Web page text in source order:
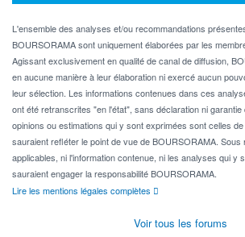
L'ensemble des analyses et/ou recommandations
BOURSORAMA sont uniquement élaborées par les
Agissant exclusivement en qualité de canal de diffusion,
en aucune manière à leur élaboration ni exercé aucun
leur sélection. Les informations contenues dans ces
ont été retranscrites "en l'état", sans déclaration ni
opinions ou estimations qui y sont exprimées sont celles
sauraient refléter le point de vue de BOURSORAMA.
applicables, ni l'information contenue, ni les analyses qui y
sauraient engager la responsabilité BOURSORAMA.
Lire les mentions légales complètes
Voir tous les forums